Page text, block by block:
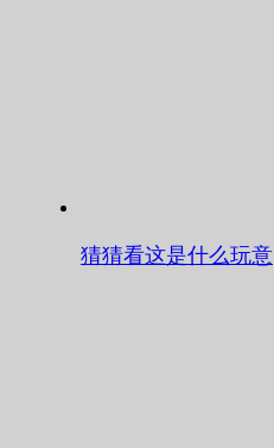
猜猜看这是什么玩意